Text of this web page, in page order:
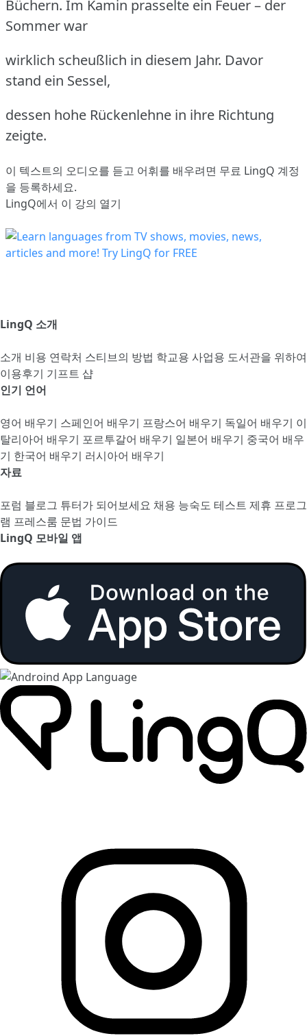
Büchern. Im Kamin prasselte ein Feuer – der
Sommer war
wirklich scheußlich in diesem Jahr. Davor
stand ein Sessel,
dessen hohe Rückenlehne in ihre Richtung
zeigte.
이 텍스트의 오디오를 듣고 어휘를 배우려면 무료 LingQ 계정
을 등록하세요.
LingQ에서 이 강의 열기
LingQ 소개
소개 비용 연락처 스티브의 방법 학교용 사업용 도서관을 위하여
이용후기 기프트 샵
인기 언어
영어 배우기 스페인어 배우기 프랑스어 배우기 독일어 배우기 이
탈리아어 배우기 포르투갈어 배우기 일본어 배우기 중국어 배우
기 한국어 배우기 러시아어 배우기
자료
포럼 블로그 튜터가 되어보세요 채용 능숙도 테스트 제휴 프로그
램 프레스룸 문법 가이드
LingQ 모바일 앱